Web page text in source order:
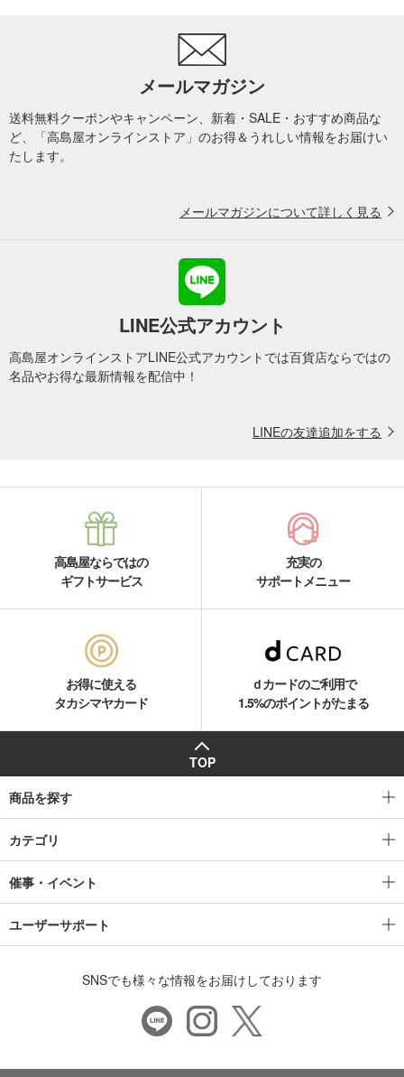
ラスク
メールマガジン
送料無料クーポンやキャンペーン、新着・SALE・おすすめ商品な
ど、「高島屋オンラインストア」のお得＆うれしい情報をお届けい
たします。
メールマガジンについて詳しく見る
LINE公式アカウント
高島屋オンラインストアLINE公式アカウントでは百貨店ならではの
名品やお得な最新情報を配信中！
LINEの友達追加をする
高島屋ならではの
ギフトサービス
充実の
サポートメニュー
お得に使える
タカシマヤカード
ｄカードのご利用で
1.5%のポイントがたまる
TOP
商品を探す
カテゴリ
催事・イベント
ユーザーサポート
SNSでも様々な情報をお届けしております